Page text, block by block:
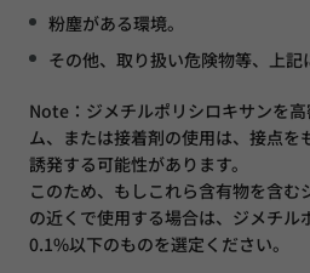
粉塵がある環境。
その他、取り扱い危険物等、上記
Note：ジメチルポリシロキサンを
ム、または接着剤の使用は、接点を
誘発する可能性があります。
このため、もしこれら含有物を含む
の近くで使用する場合は、ジメチル
0.1%以下のものを選定ください。